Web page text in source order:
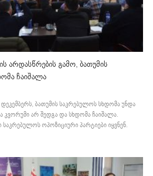
არდასწრების გამო, ბათუმის
ჩაიშალა
დეკემბერს, ბათუმის საკრებულოს სხდომა უნდა
არ შედგა და სხდომა ჩაიშალა.
ოპოზიციური პარტიები იყვნენ.